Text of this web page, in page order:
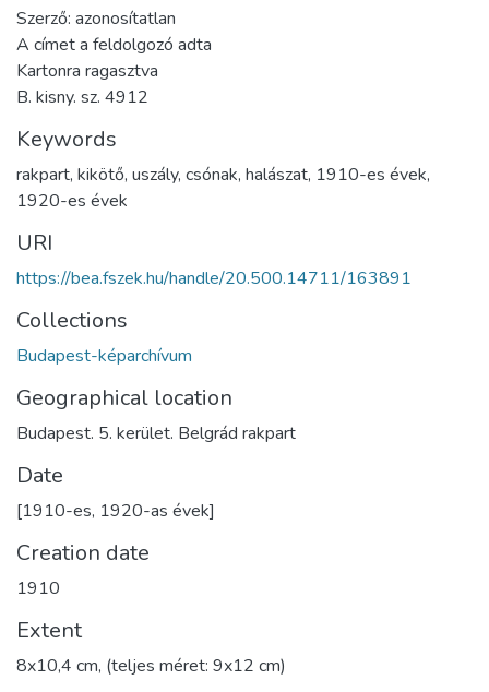
Szerző: azonosítatlan
A címet a feldolgozó adta
Kartonra ragasztva
B. kisny. sz. 4912
Keywords
rakpart, kikötő, uszály, csónak, halászat, 1910-es évek,
1920-es évek
URI
https://bea.fszek.hu/handle/20.500.14711/163891
Collections
Budapest-képarchívum
Geographical location
Budapest. 5. kerület. Belgrád rakpart
Date
[1910-es, 1920-as évek]
Creation date
1910
Extent
8x10,4 cm, (teljes méret: 9x12 cm)